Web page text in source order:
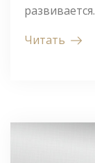
Читать